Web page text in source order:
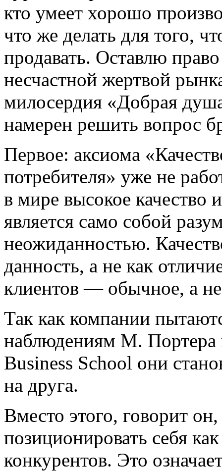
кто умеет хорошо
что же делать для того,
продавать. Оставлю
несчастной жертвой
милосердия «Добрая
намерен решить вопрос
Первое: аксиома
потребителя» уже не
в мире высокое качество
является само собой
неожиданностью.
данность, а не как
клиентов — обычное, а
Так как компании
наблюдениям М. Портера
Business School они
на друга.
Вместо этого, говорит
позиционировать себя
конкурентов. Это